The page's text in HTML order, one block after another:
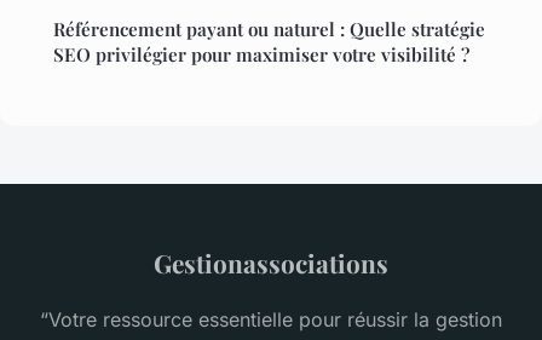
Référencement payant ou naturel : Quelle stratégie
SEO privilégier pour maximiser votre visibilité ?
Gestionassociations
“Votre ressource essentielle pour réussir la gestion